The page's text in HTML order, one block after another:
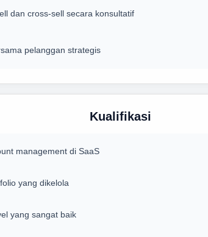
dan cross-sell secara konsultatif
pelanggan strategis
Kualifikasi
management di SaaS
yang dikelola
yang sangat baik